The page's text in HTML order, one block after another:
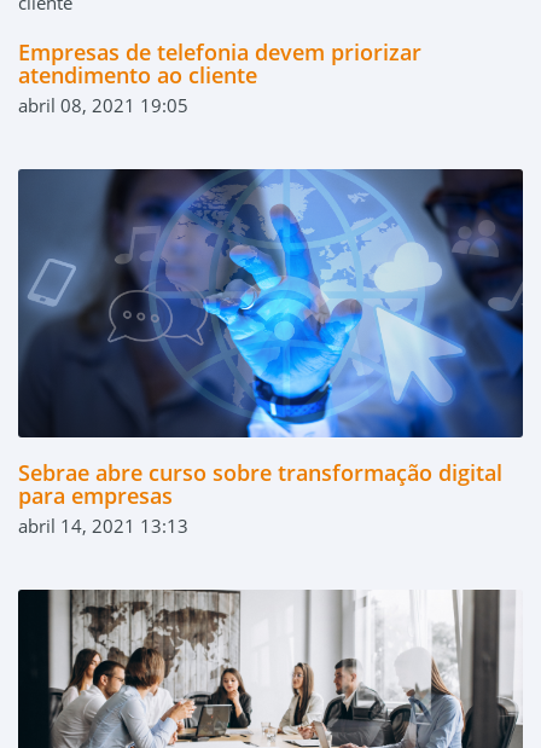
Empresas de telefonia devem priorizar
atendimento ao cliente
abril 08, 2021 19:05
Sebrae abre curso sobre transformação digital
para empresas
abril 14, 2021 13:13